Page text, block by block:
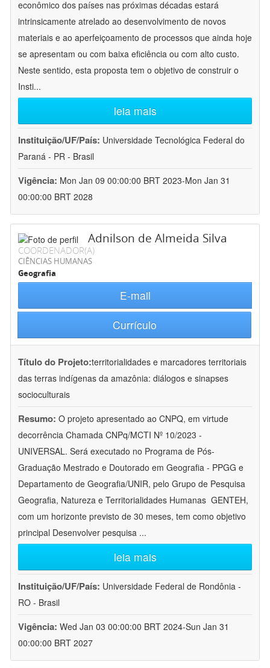
econômico dos países nas próximas décadas estará
intrinsicamente atrelado ao desenvolvimento de novos
materiais e ao aperfeiçoamento de processos que ainda hoje
se apresentam ou com baixa eficiência ou com alto custo.
Neste sentido, esta proposta tem o objetivo de construir o
Insti...
leia mais
Instituição/UF/País: Universidade Tecnológica Federal do
Paraná - PR - Brasil
Vigência: Mon Jan 09 00:00:00 BRT 2023-Mon Jan 31
00:00:00 BRT 2028
Adnilson de Almeida Silva
COORDENADOR(A)
CIÊNCIAS HUMANAS
Geografia
E-mail
Currículo
Título do Projeto:territorialidades e marcadores territoriais
das terras indígenas da amazônia: diálogos e sinapses
socioculturais
Resumo: O projeto apresentado ao CNPQ, em virtude
decorrência Chamada CNPq/MCTI Nº 10/2023 -
UNIVERSAL. Será executado no Programa de Pós-
Graduação Mestrado e Doutorado em Geografia - PPGG e
Departamento de Geografia/UNIR, pelo Grupo de Pesquisa
Geografia, Natureza e Territorialidades Humanas  GENTEH,
com um horizonte previsto de 30 meses, tem como objetivo
principal Desenvolver pesquisa ...
leia mais
Instituição/UF/País: Universidade Federal de Rondônia -
RO - Brasil
Vigência: Wed Jan 03 00:00:00 BRT 2024-Sun Jan 31
00:00:00 BRT 2027